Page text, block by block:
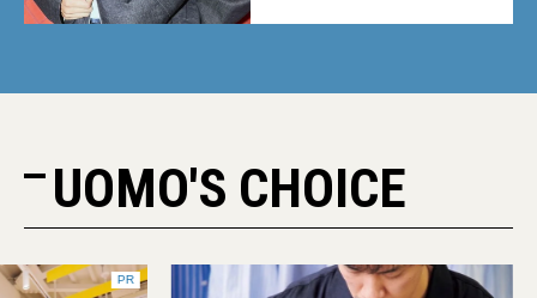
UOMO'S CHOICE
PR